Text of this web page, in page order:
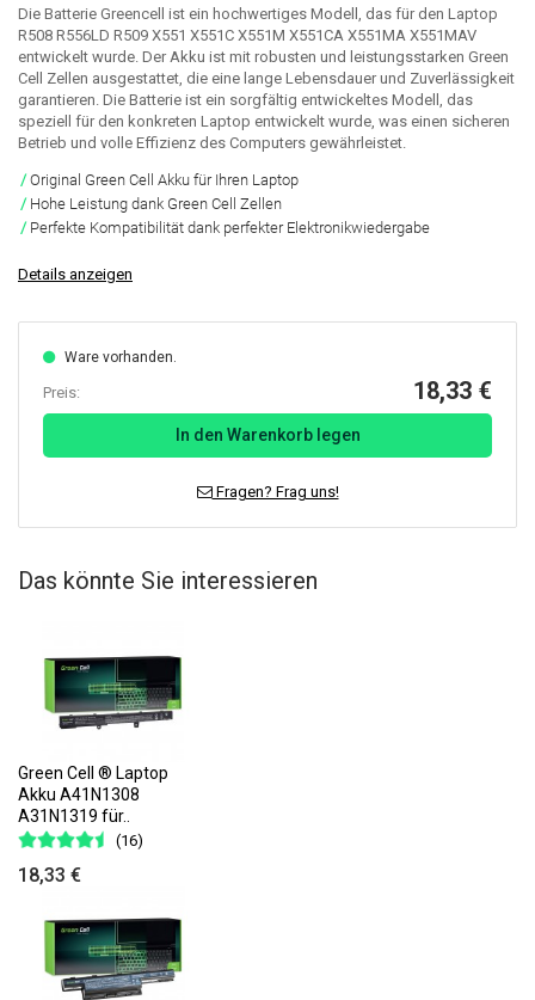
Die Batterie Greencell ist ein hochwertiges Modell, das für den Laptop
R508 R556LD R509 X551 X551C X551M X551CA X551MA X551MAV
entwickelt wurde. Der Akku ist mit robusten und leistungsstarken Green
Cell Zellen ausgestattet, die eine lange Lebensdauer und Zuverlässigkeit
garantieren. Die Batterie ist ein sorgfältig entwickeltes Modell, das
speziell für den konkreten Laptop entwickelt wurde, was einen sicheren
Betrieb und volle Effizienz des Computers gewährleistet.
Original Green Cell Akku für Ihren Laptop
Hohe Leistung dank Green Cell Zellen
Perfekte Kompatibilität dank perfekter Elektronikwiedergabe
Details anzeigen
Ware vorhanden.
Preis: 18,33 €
In den Warenkorb legen
Fragen? Frag uns!
Das könnte Sie interessieren
Green Cell ® Laptop
Akku A41N1308
A31N1319 für..
(16)
18,33 €